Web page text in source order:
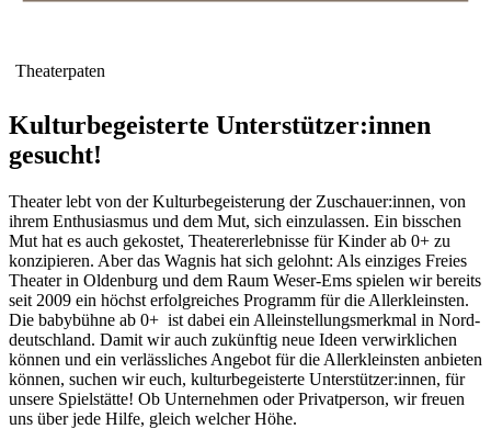
Theaterpaten
Kulturbegeisterte Unterstützer:innen
gesucht!
Theater lebt von der Kulturbegeisterung der Zuschauer:innen, von
ihrem Enthusiasmus und dem Mut, sich einzulassen. Ein bisschen
Mut hat es auch gekostet, Theatererlebnisse für Kinder ab 0+ zu
konzipieren. Aber das Wagnis hat sich gelohnt: Als einziges Freies
Theater in Oldenburg und dem Raum Weser-Ems spielen wir bereits
seit 2009 ein höchst erfolgreiches Programm für die Allerkleinsten.
Die babybühne ab 0+ ist dabei ein Alleinstellungsmerkmal in Nord­
deutschland. Damit wir auch zukünftig neue Ideen verwirklichen
können und ein verlässliches Angebot für die Allerkleinsten anbieten
können, suchen wir euch, kulturbegeisterte Unterstützer:innen, für
unsere Spielstätte! Ob Unternehmen oder Privatperson, wir freuen
uns über jede Hilfe, gleich welcher Höhe.